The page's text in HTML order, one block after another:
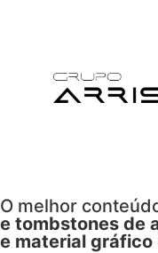
O melhor
e tombstones de
e material gráfico